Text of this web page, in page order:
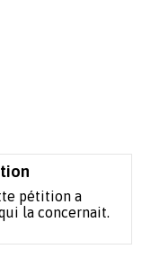
pétition a
la concernait.